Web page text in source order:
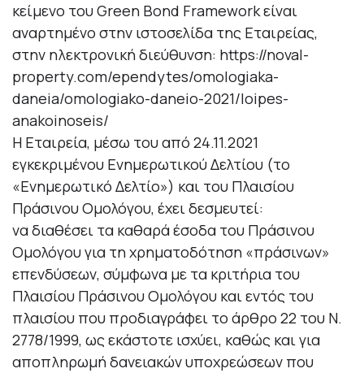
κείμενο του Green Bond Framework είναι
αναρτημένο στην ιστοσελίδα της Εταιρείας,
στην ηλεκτρονική διεύθυνση: https://noval-
property.com/ependytes/omologiaka-
daneia/omologiako-daneio-2021/loipes-
anakoinoseis/
Η Εταιρεία, μέσω του από 24.11.2021
εγκεκριμένου Ενημερωτικού Δελτίου (το
«Ενημερωτικό Δελτίο») και του Πλαισίου
Πράσινου Ομολόγου, έχει δεσμευτεί:
να διαθέσει τα καθαρά έσοδα του Πράσινου
Ομολόγου για τη χρηματοδότηση «πράσινων»
επενδύσεων, σύμφωνα με τα κριτήρια του
Πλαισίου Πράσινου Ομολόγου και εντός του
πλαισίου που προδιαγράφει το άρθρο 22 του Ν.
2778/1999, ως εκάστοτε ισχύει, καθώς και για
αποπληρωμή δανειακών υποχρεώσεων που